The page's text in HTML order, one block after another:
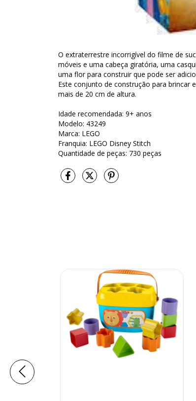
O extraterrestre incorrigível do filme de
móveis e uma cabeça giratória, uma
uma flor para construir que pode ser
Este conjunto de construção para brincar
mais de 20 cm de altura.
Idade recomendada: 9+ anos
Modelo: 43249
Marca: LEGO
Franquia: LEGO Disney Stitch
Quantidade de peças: 730 peças